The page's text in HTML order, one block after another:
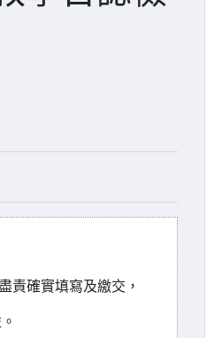
責確實填寫及繳交，